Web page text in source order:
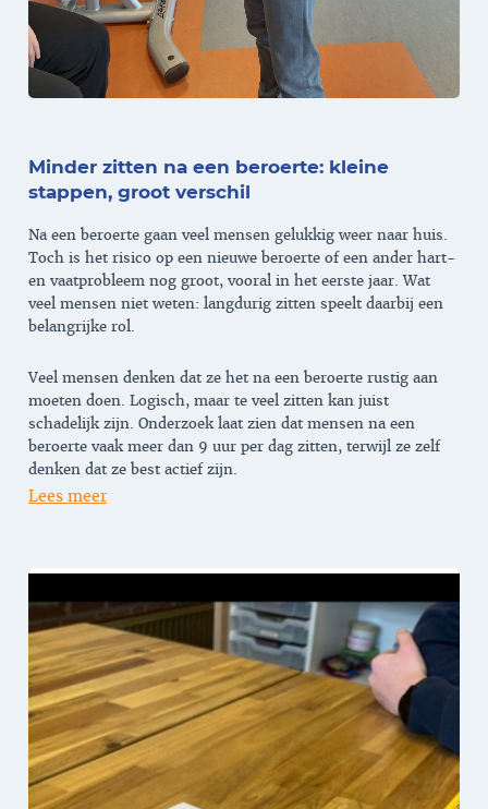
Minder zitten na een beroerte: kleine
stappen, groot verschil
Na een beroerte gaan veel mensen gelukkig weer naar huis.
Toch is het risico op een nieuwe beroerte of een ander hart-
en vaatprobleem nog groot, vooral in het eerste jaar. Wat
veel mensen niet weten: langdurig zitten speelt daarbij een
belangrijke rol.
Veel mensen denken dat ze het na een beroerte rustig aan
moeten doen. Logisch, maar te veel zitten kan juist
schadelijk zijn. Onderzoek laat zien dat mensen na een
beroerte vaak meer dan 9 uur per dag zitten, terwijl ze zelf
denken dat ze best actief zijn.
Lees meer